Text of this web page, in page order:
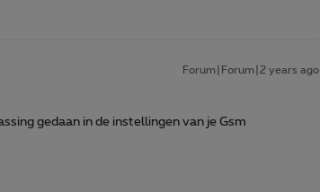
Forum|Forum|2 years ago
gedaan in de instellingen van je Gsm